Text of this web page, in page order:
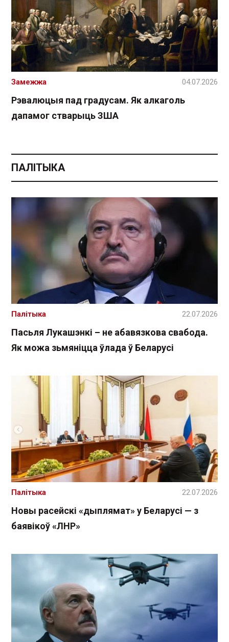
Рэвалюцыя пад градусам. Як алкаголь
дапамог стварыць ЗША
Замежжа 04.07.2026
ПАЛІТЫКА
Пасьля Лукашэнкі – не абавязкова свабода.
Як можа зьмяніцца ўлада ў Беларусі
Палітыка 22.07.2026
Новы расейскі «дыплямат» у Беларусі — з
баявікоў «ЛНР»
Палітыка 22.07.2026